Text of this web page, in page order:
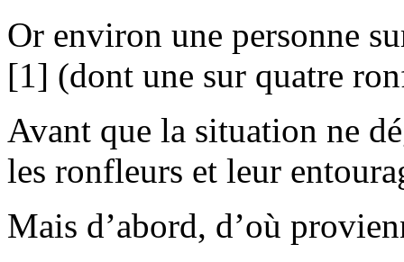
Or environ une personne
[1] (dont une sur quatre
Avant que la situation ne
les ronfleurs et leur
Mais d’abord, d’où